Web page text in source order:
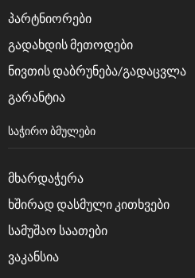
პარტნიორები
გადახდის მეთოდები
ნივთის დაბრუნება/გადაცვლა
გარანტია
ᲡᲐᲭᲘᲠᲝ ᲑᲛᲣᲚᲔᲑᲘ
მხარდაჭერა
ხშირად დასმული კითხვები
სამუშაო საათები
ვაკანსია